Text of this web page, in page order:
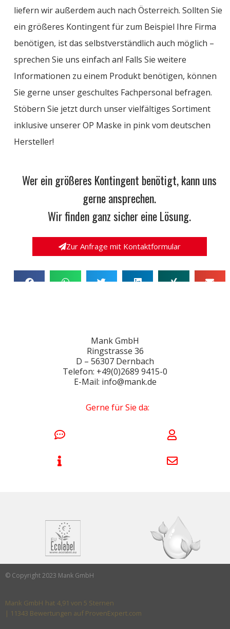
liefern wir außerdem auch nach Österreich. Sollten Sie
ein größeres Kontingent für zum Beispiel Ihre Firma
benötigen, ist das selbstverständlich auch möglich –
sprechen Sie uns einfach an! Falls Sie weitere
Informationen zu einem Produkt benötigen, können
Sie gerne unser geschultes Fachpersonal befragen.
Stöbern Sie jetzt durch unser vielfältiges Sortiment
inklusive unserer OP Maske in pink vom deutschen
Hersteller!
Wer ein größeres Kontingent benötigt, kann uns
gerne ansprechen.
Wir finden ganz sicher eine Lösung.
Zur Anfrage mit Kontaktformular
Mank GmbH
Ringstrasse 36
D – 56307 Dernbach
Telefon: +49(0)2689 9415-0
E-Mail: info@mank.de
Gerne für Sie da:
© Copyright 2023 Mank GmbH
Mank GmbH hat 4,91 von 5 Sternen
| 11343 Bewertungen auf ProvenExpert.com